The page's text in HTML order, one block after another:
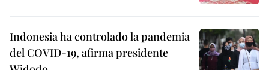
Indonesia ha controlado la pandemia
del COVID-19, afirma presidente